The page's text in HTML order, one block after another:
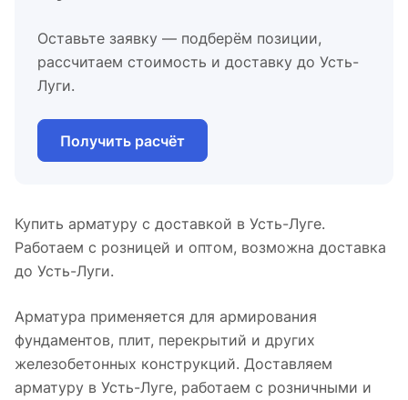
Оставьте заявку — подберём позиции,
рассчитаем стоимость и доставку до Усть-
Луги.
Получить расчёт
Купить арматуру с доставкой в Усть-Луге.
Работаем с розницей и оптом, возможна доставка
до Усть-Луги.
Арматура применяется для армирования
фундаментов, плит, перекрытий и других
железобетонных конструкций. Доставляем
арматуру в Усть-Луге, работаем с розничными и